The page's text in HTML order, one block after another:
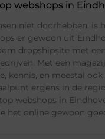
webshops in
niet doorhebben, is
er gewoon uit
dropshipsite met
Met een
kennis, en meestal ook
ergens in de
webshops in
het online gewoon